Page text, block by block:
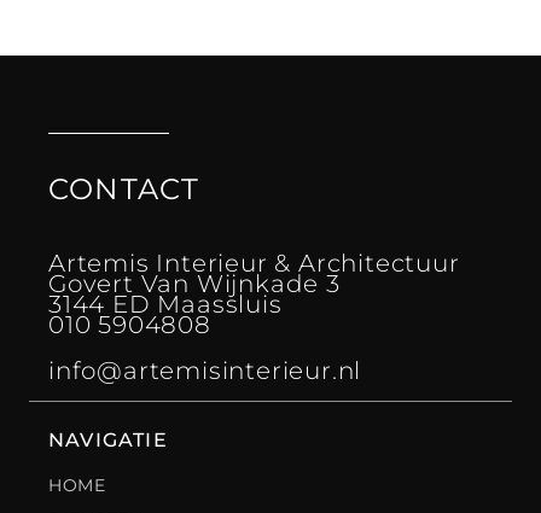
CONTACT
Artemis Interieur & Architectuur
Govert Van Wijnkade 3
3144 ED Maassluis
010 5904808
info@artemisinterieur.nl
NAVIGATIE
HOME